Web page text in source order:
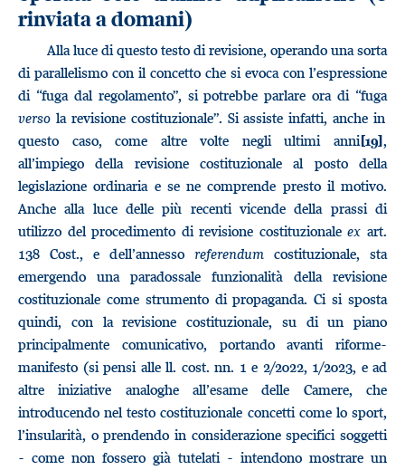
rinviata a domani)
Alla luce di questo testo di revisione, operando una sorta
di parallelismo con il concetto che si evoca con l’espressione
di “fuga dal regolamento”, si potrebbe parlare ora di “fuga
verso la revisione costituzionale”. Si assiste infatti, anche in
questo caso, come altre volte negli ultimi anni[19],
all’impiego della revisione costituzionale al posto della
legislazione ordinaria e se ne comprende presto il motivo.
Anche alla luce delle più recenti vicende della prassi di
utilizzo del procedimento di revisione costituzionaleex art.
138 Cost., e dell’annessoreferendumcostituzionale, sta
emergendo una paradossale funzionalità della revisione
costituzionale come strumento di propaganda. Ci si sposta
quindi, con la revisione costituzionale, su di un piano
principalmente comunicativo, portando avanti riforme-
manifesto (si pensi alle ll. cost. nn. 1 e 2/2022, 1/2023, e ad
altre iniziative analoghe all’esame delle Camere, che
introducendo nel testo costituzionale concetti come lo sport,
l’insularità, o prendendo in considerazione specifici soggetti
- come non fossero già tutelati - intendono mostrare un